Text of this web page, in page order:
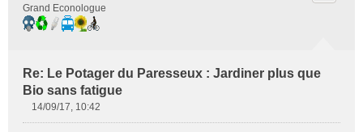
Grand Econologue
Re: Le Potager du Paresseux : Jardiner plus que
Bio sans fatigue
14/09/17, 10:42